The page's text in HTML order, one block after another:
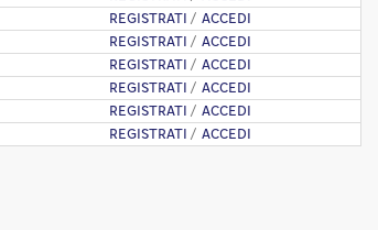
REGISTRATI / ACCEDI
REGISTRATI / ACCEDI
REGISTRATI / ACCEDI
REGISTRATI / ACCEDI
REGISTRATI / ACCEDI
REGISTRATI / ACCEDI